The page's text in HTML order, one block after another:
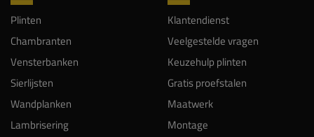
Plinten
Chambranten
Vensterbanken
Sierlijsten
Wandplanken
Lambrisering
Klantendienst
Veelgestelde vragen
Keuzehulp plinten
Gratis proefstalen
Maatwerk
Montage